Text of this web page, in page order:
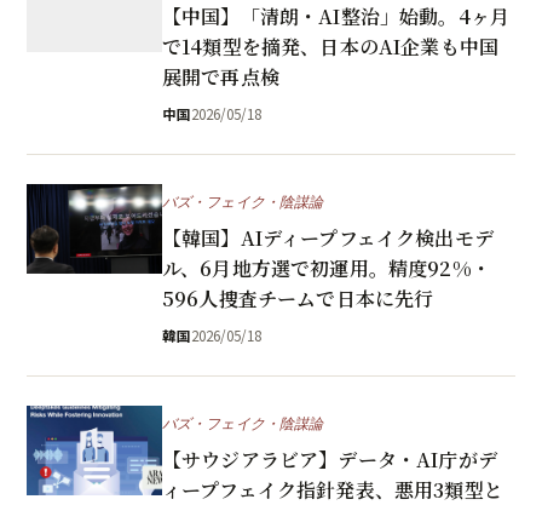
【中国】「清朗・AI整治」始動。4ヶ月
で14類型を摘発、日本のAI企業も中国
展開で再点検
中国2026/05/18
バズ・フェイク・陰謀論
【韓国】AIディープフェイク検出モデ
ル、6月地方選で初運用。精度92%・
596人捜査チームで日本に先行
韓国2026/05/18
バズ・フェイク・陰謀論
【サウジアラビア】データ・AI庁がデ
ィープフェイク指針発表、悪用3類型と